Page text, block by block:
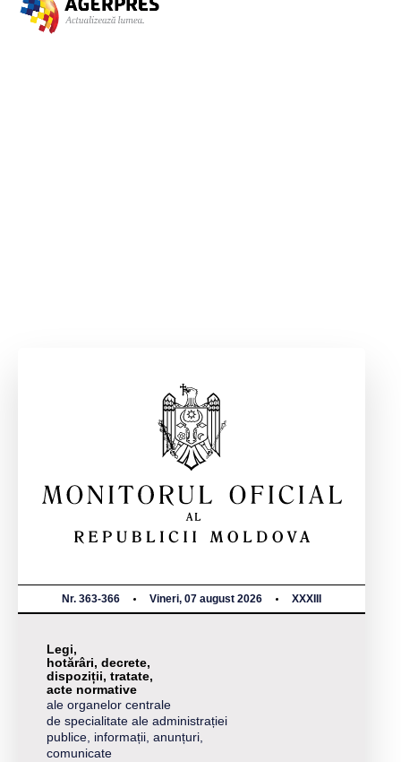
Nr. 363-366 Vineri, 07 august 2026 XXXIII
Legi,
hotărâri, decrete,
dispoziții, tratate,
acte normative
ale organelor centrale
de specialitate ale administrației
publice, informații, anunțuri,
comunicate